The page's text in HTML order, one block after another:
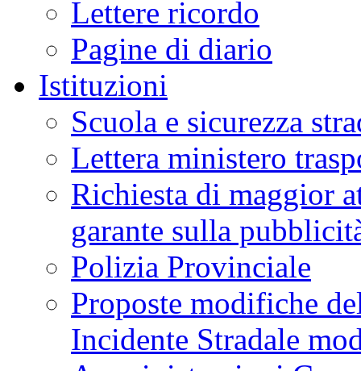
Lettere ricordo
Pagine di diario
Istituzioni
Scuola e sicurezza
Lettera ministero
Richiesta di maggior
garante sulla
Polizia Provinciale
Proposte modifiche
Incidente Stradale